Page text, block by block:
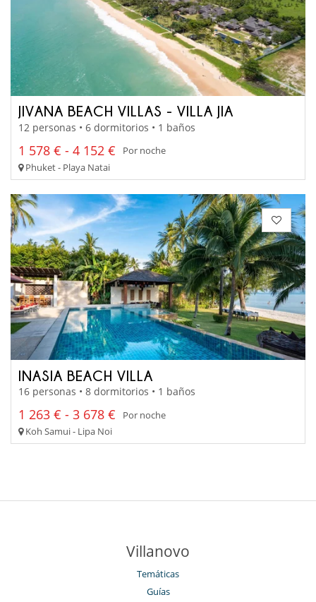
JIVANA BEACH VILLAS - VILLA JIA
12 personas • 6 dormitorios • 1 baños
1 578 € - 4 152 €
Por noche
Phuket - Playa Natai
INASIA BEACH VILLA
16 personas • 8 dormitorios • 1 baños
1 263 € - 3 678 €
Por noche
Koh Samui - Lipa Noi
Villanovo
Temáticas
Guías